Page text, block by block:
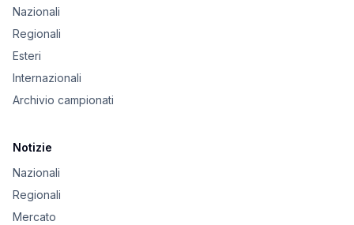
Nazionali
Regionali
Esteri
Internazionali
Archivio campionati
Notizie
Nazionali
Regionali
Mercato